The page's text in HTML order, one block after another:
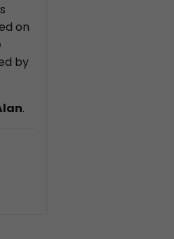
on
by
.